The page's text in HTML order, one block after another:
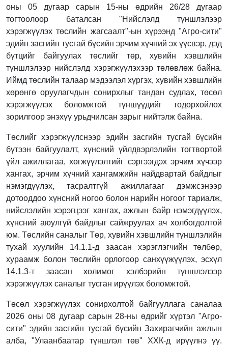
оны 05 дугаар сарын 15-ны өдрийн 26/28 дугаар
тогтоолоор баталсан "Нийслэлд түншлэлээр
хэрэгжүүлэх төслийн жагсаалт"-ын хүрээнд "Агро-сити"
эдийн засгийн тусгай бүсийн эрчим хүчний эх үүсвэр, дэд
бүтцийг байгуулах төслийг төр, хувийн хэвшлийн
түншлэлээр нийслэлд хэрэгжүүлэхээр төлөвлөж байна.
Иймд төслийн талаар мэдээлэл хүргэх, хувийн хэвшлийн
хөрөнгө оруулагчдын сонирхлыг тандан судлах, төсөл
хэрэгжүүлэх боломжтой түншүүдийг тодорхойлох
зорилгоор энэхүү урьдчилсан зарыг нийтэлж байна.
Төслийг хэрэгжүүлснээр эдийн засгийн тусгай бүсийн
бүтээн байгуулалт, хүнсний үйлдвэрлэлийн тогтвортой
үйл ажиллагаа, хөгжүүлэлтийг сэргээгдэх эрчим хүчээр
хангах, эрчим хүчний хангамжийн найдвартай байдлыг
нэмэгдүүлэх, тасралтгүй ажиллагааг дэмжсэнээр
дотооддоо хүнсний ногоо болон нарийн ногоог тариалж,
нийслэлийн хэрэгцээг хангах, ажлын байр нэмэгдүүлэх,
хүнсний аюулгүй байдлыг сайжруулах ач холбогдолтой
юм. Төслийн саналыг Төр, хувийн хэвшлийн түншлэлийн
тухай хуулийн 14.1.1-д заасан хэрэглэгчийн төлбөр,
хураамж болон төслийн орлогоор санхүүжүүлэх, эсхүл
14.1.3-т заасан холимог хэлбэрийн түншлэлээр
хэрэгжүүлэх саналыг тусган ирүүлэх боломжтой.
Төсөл хэрэгжүүлэх сонирхолтой байгууллага саналаа
2026 оны 08 дугаар сарын 28-ны өдрийг хүртэл "Агро-
сити" эдийн засгийн тусгай бүсийн Захирагчийн ажлын
алба, "Улаанбаатар түншлэл төв" ХХК-д ирүүлнэ үү.